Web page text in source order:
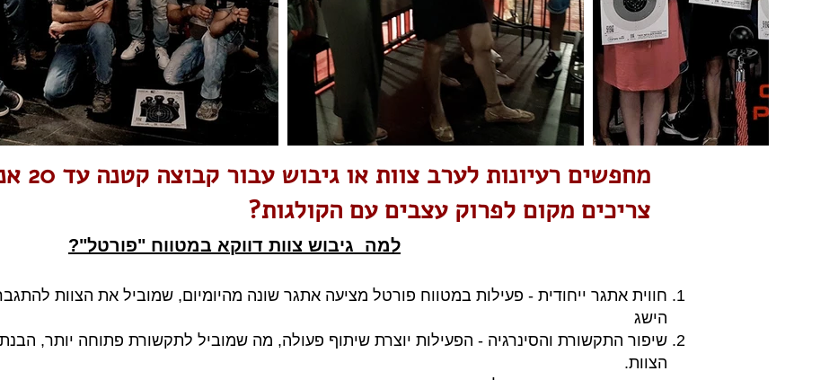
מחפשים רעיונות לערב צוות או גיבוש עבור קבוצה קטנה עד 20 אנשים?
צריכים מקום לפרוק עצבים עם הקולגות?
למה גיבוש צוות דווקא במטווח "פורטל"?
חווית אתגר ייחודית - פעילות במטווח פורטל מציעה אתגר שונה מהיומיום, שמוביל את הצוות
הישג
שיפור התקשורת והסינרגיה - הפעילות יוצרת שיתוף פעולה, מה שמוביל לתקשורת פתוחה יותר, הבנת
הצוות.